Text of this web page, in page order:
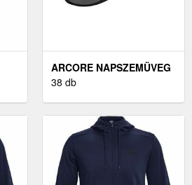
ARCORE NAPSZEMÜVEG
- ARCORE
38 db